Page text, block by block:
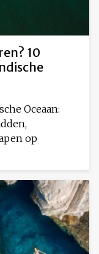
10
Oceaan:
op